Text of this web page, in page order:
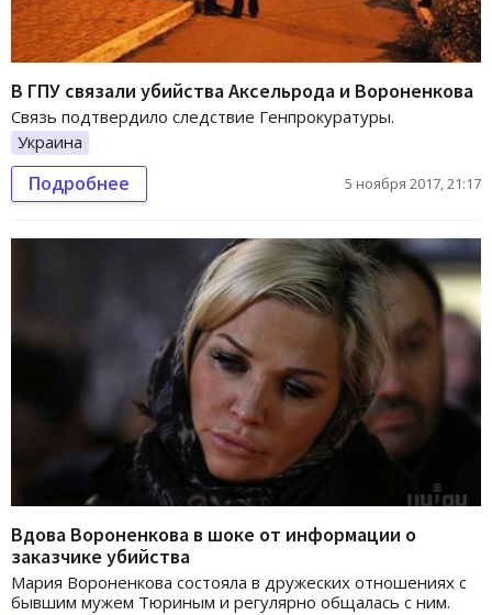
В ГПУ связали убийства Аксельрода и Вороненкова
Связь подтвердило следствие Генпрокуратуры.
Украина
Подробнее 5 ноября 2017, 21:17
Вдова Вороненкова в шоке от информации о
заказчике убийства
Мария Вороненкова состояла в дружеских отношениях с
бывшим мужем Тюриным и регулярно общалась с ним.